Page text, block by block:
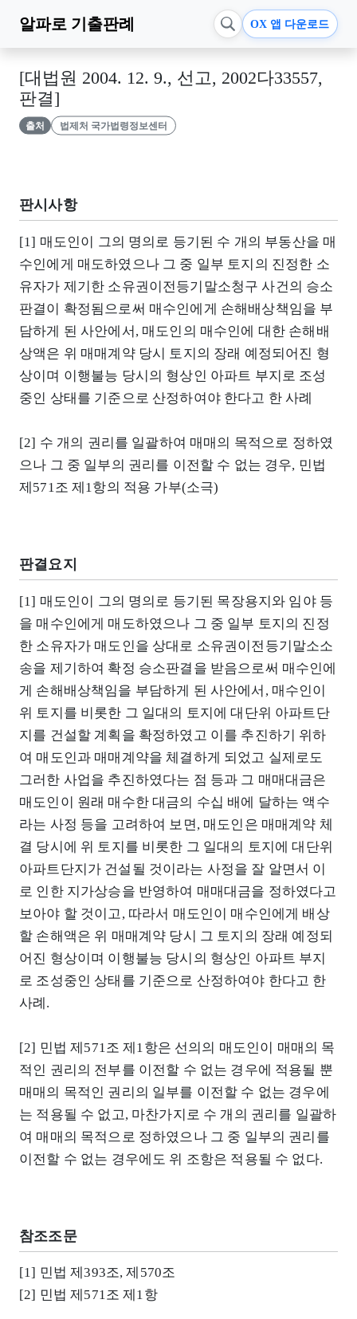
알파로 기출판례 OX 앱 다운로드
[대법원 2004. 12. 9., 선고, 2002다33557,
판결]
출처 법제처 국가법령정보센터
판시사항
[1] 매도인이 그의 명의로 등기된 수 개의 부동산을 매
수인에게 매도하였으나 그 중 일부 토지의 진정한 소
유자가 제기한 소유권이전등기말소청구 사건의 승소
판결이 확정됨으로써 매수인에게 손해배상책임을 부
담하게 된 사안에서, 매도인의 매수인에 대한 손해배
상액은 위 매매계약 당시 토지의 장래 예정되어진 형
상이며 이행불능 당시의 형상인 아파트 부지로 조성
중인 상태를 기준으로 산정하여야 한다고 한 사례
[2] 수 개의 권리를 일괄하여 매매의 목적으로 정하였
으나 그 중 일부의 권리를 이전할 수 없는 경우, 민법
제571조 제1항의 적용 가부(소극)
판결요지
[1] 매도인이 그의 명의로 등기된 목장용지와 임야 등
을 매수인에게 매도하였으나 그 중 일부 토지의 진정
한 소유자가 매도인을 상대로 소유권이전등기말소소
송을 제기하여 확정 승소판결을 받음으로써 매수인에
게 손해배상책임을 부담하게 된 사안에서, 매수인이
위 토지를 비롯한 그 일대의 토지에 대단위 아파트단
지를 건설할 계획을 확정하였고 이를 추진하기 위하
여 매도인과 매매계약을 체결하게 되었고 실제로도
그러한 사업을 추진하였다는 점 등과 그 매매대금은
매도인이 원래 매수한 대금의 수십 배에 달하는 액수
라는 사정 등을 고려하여 보면, 매도인은 매매계약 체
결 당시에 위 토지를 비롯한 그 일대의 토지에 대단위
아파트단지가 건설될 것이라는 사정을 잘 알면서 이
로 인한 지가상승을 반영하여 매매대금을 정하였다고
보아야 할 것이고, 따라서 매도인이 매수인에게 배상
할 손해액은 위 매매계약 당시 그 토지의 장래 예정되
어진 형상이며 이행불능 당시의 형상인 아파트 부지
로 조성중인 상태를 기준으로 산정하여야 한다고 한
사례.
[2] 민법 제571조 제1항은 선의의 매도인이 매매의 목
적인 권리의 전부를 이전할 수 없는 경우에 적용될 뿐
매매의 목적인 권리의 일부를 이전할 수 없는 경우에
는 적용될 수 없고, 마찬가지로 수 개의 권리를 일괄하
여 매매의 목적으로 정하였으나 그 중 일부의 권리를
이전할 수 없는 경우에도 위 조항은 적용될 수 없다.
참조조문
[1] 민법 제393조, 제570조
[2] 민법 제571조 제1항